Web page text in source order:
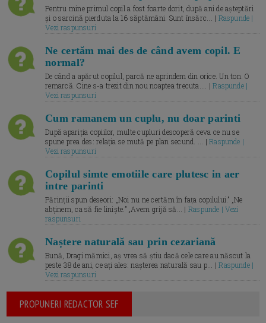
Pentru mine primul copil a fost foarte dorit, după ani de așteptări
și o sarcină pierduta la 16 săptămâni. Sunt însărc... | Raspunde |
Vezi raspunsuri
Ne certăm mai des de când avem copil. E
normal?
De când a apărut copilul, parcă ne aprindem din orice. Un ton. O
remarcă. Cine s-a trezit din nou noaptea trecuta.... |Raspunde |
Vezi raspunsuri
Cum ramanem un cuplu, nu doar parinti
După apariția copiilor, multe cupluri descoperă ceva ce nu se
spune prea des: relația se mută pe plan secund. ... |Raspunde |
Vezi raspunsuri
Copilul simte emotiile care plutesc in aer
intre parinti
Părinții spun deseori: „Noi nu ne certăm în fața copilului.” „Ne
abținem, ca să fie liniște.” „Avem grijă să... | Raspunde | Vezi
raspunsuri
Naștere naturală sau prin cezariană
Bună, Dragi mămici, aș vrea să știu dacă cele care au născut la
peste 38 de ani, ce ați ales: nașterea naturală sau p... |Raspunde |
Vezi raspunsuri
PROPUNERI REDACTOR SEF